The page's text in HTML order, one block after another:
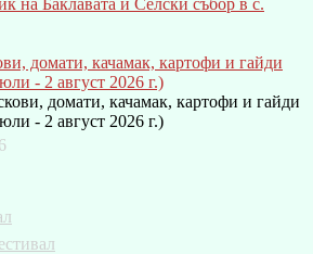
домати, качамак, картофи и гайди
- 2 август 2026 г.)